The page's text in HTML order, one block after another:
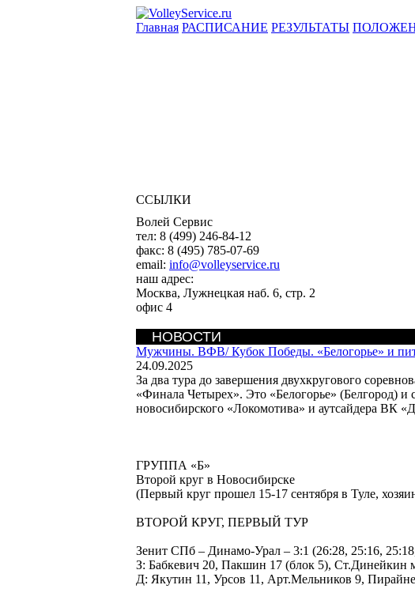
Главная РАСПИСАНИЕ РЕЗУЛЬТАТЫ
ССЫЛКИ
Волей Сервис
тел: 8 (499) 246-84-12
факс: 8 (495) 785-07-69
email: info@volleyservice.ru
наш адрес:
Москва, Лужнецкая наб. 6, стр. 2
офис 4
НОВОСТИ
Мужчины. ВФВ/Кубок Победы. «Белогорье» и
24.09.2025
За два тура до завершения двухкругового
«Финала Четырех». Это «Белогорье» (Белгород) и
новосибирского «Локомотива» и аутсайдера ВК
ГРУППА «Б»
Второй круг в Новосибирске
(Первый круг прошел 15-17 сентября в Туле,
ВТОРОЙ КРУГ, ПЕРВЫЙ ТУР
Зенит СПб – Динамо-Урал – 3:1 (26:28, 25:16,
З: Бабкевич 20, Пакшин 17 (блок 5),
Д: Якутин 11, Урсов 11, Арт.Мельников 9,